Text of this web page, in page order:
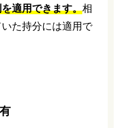
適用できます。相
た持分には適用で